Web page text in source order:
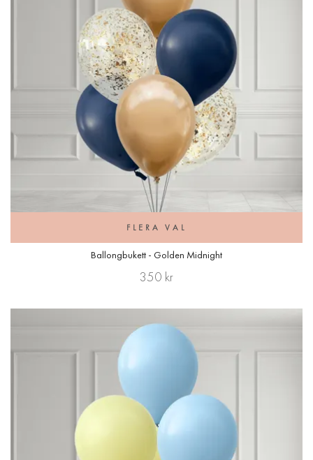
FLERA VAL
Ballongbukett - Golden Midnight
350 kr